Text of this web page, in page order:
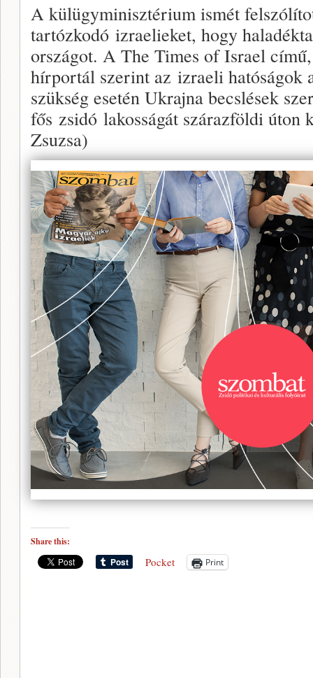
A külügyminisztérium ismét
tartózkodó izraelieket, hogy
országot. A The Times of Israel
hírportál szerint az izraeli hatóságok
szükség esetén Ukrajna becslések
fős zsidó lakosságát szárazföldi
Zsuzsa)
Share this:
Pocket Print